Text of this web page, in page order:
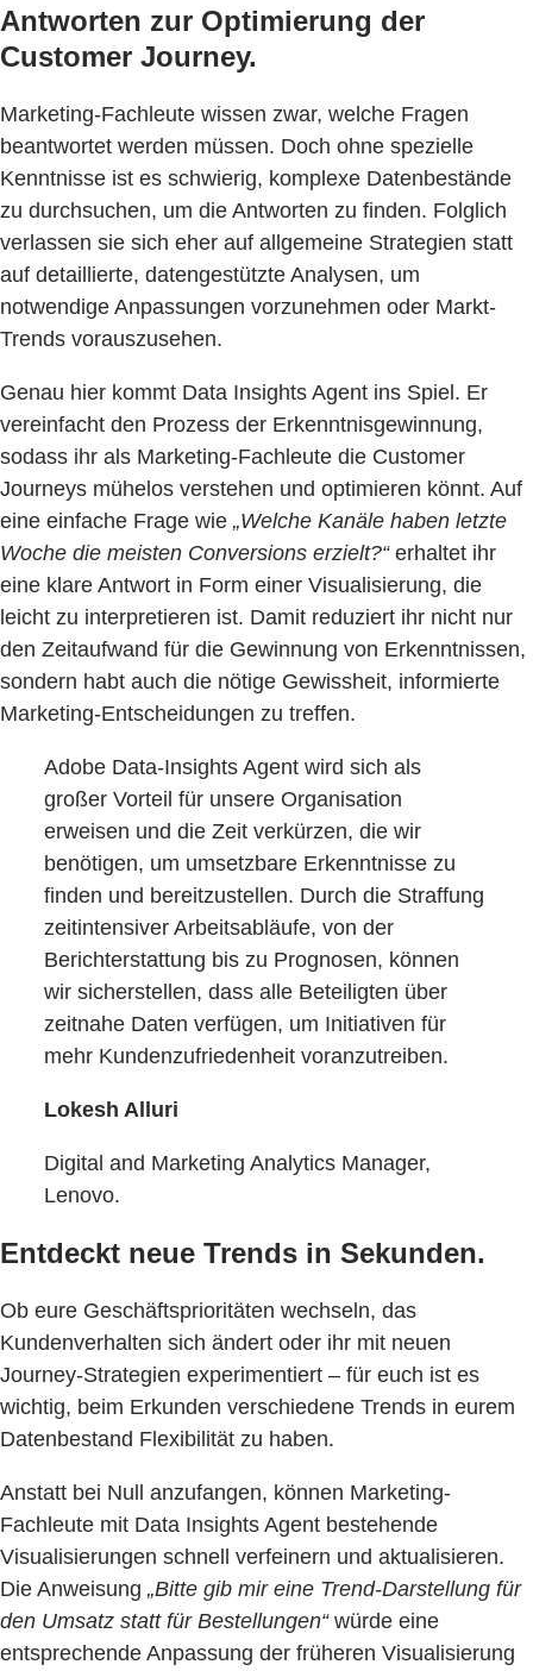
Antworten zur Optimierung der
Customer Journey.
Marketing-Fachleute wissen zwar, welche Fragen
beantwortet werden müssen. Doch ohne spezielle
Kenntnisse ist es schwierig, komplexe Datenbestände
zu durchsuchen, um die Antworten zu finden. Folglich
verlassen sie sich eher auf allgemeine Strategien statt
auf detaillierte, datengestützte Analysen, um
notwendige Anpassungen vorzunehmen oder Markt-
Trends vorauszusehen.
Genau hier kommt Data Insights Agent ins Spiel. Er
vereinfacht den Prozess der Erkenntnisgewinnung,
sodass ihr als Marketing-Fachleute die Customer
Journeys mühelos verstehen und optimieren könnt. Auf
eine einfache Frage wie „Welche Kanäle haben letzte
Woche die meisten Conversions erzielt?“erhaltet ihr
eine klare Antwort in Form einer Visualisierung, die
leicht zu interpretieren ist. Damit reduziert ihr nicht nur
den Zeitaufwand für die Gewinnung von Erkenntnissen,
sondern habt auch die nötige Gewissheit, informierte
Marketing-Entscheidungen zu treffen.
Adobe Data-Insights Agent wird sich als
großer Vorteil für unsere Organisation
erweisen und die Zeit verkürzen, die wir
benötigen, um umsetzbare Erkenntnisse zu
finden und bereitzustellen. Durch die Straffung
zeitintensiver Arbeitsabläufe, von der
Berichterstattung bis zu Prognosen, können
wir sicherstellen, dass alle Beteiligten über
zeitnahe Daten verfügen, um Initiativen für
mehr Kundenzufriedenheit voranzutreiben.
Lokesh Alluri
Digital and Marketing Analytics Manager,
Lenovo.
Entdeckt neue Trends in Sekunden.
Ob eure Geschäftsprioritäten wechseln, das
Kundenverhalten sich ändert oder ihr mit neuen
Journey-Strategien experimentiert – für euch ist es
wichtig, beim Erkunden verschiedene Trends in eurem
Datenbestand Flexibilität zu haben.
Anstatt bei Null anzufangen, können Marketing-
Fachleute mit Data Insights Agent bestehende
Visualisierungen schnell verfeinern und aktualisieren.
Die Anweisung „Bitte gib mir eine Trend-Darstellung für
den Umsatz statt für Bestellungen“würde eine
entsprechende Anpassung der früheren Visualisierung